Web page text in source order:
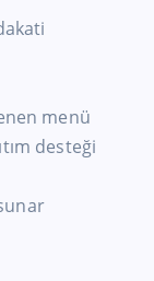
menü
desteği